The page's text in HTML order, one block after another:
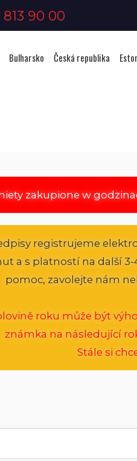
813 90 00
Bulharsko Česká republika
zakupione w
registrujeme
a s platností na další
pomoc, zavolejte nám
roku může být
známka na následující
Stále si